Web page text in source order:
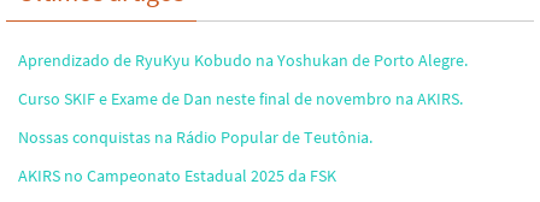
Aprendizado de RyuKyu Kobudo na Yoshukan de Porto Alegre.
Curso SKIF e Exame de Dan neste final de novembro na AKIRS.
Nossas conquistas na Rádio Popular de Teutônia.
AKIRS no Campeonato Estadual 2025 da FSK